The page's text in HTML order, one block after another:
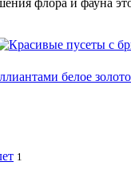
белое золото
1